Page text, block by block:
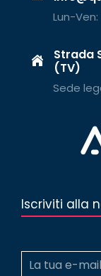
Lun-Ven:
Strada
(TV)
Sede
Iscriviti alla